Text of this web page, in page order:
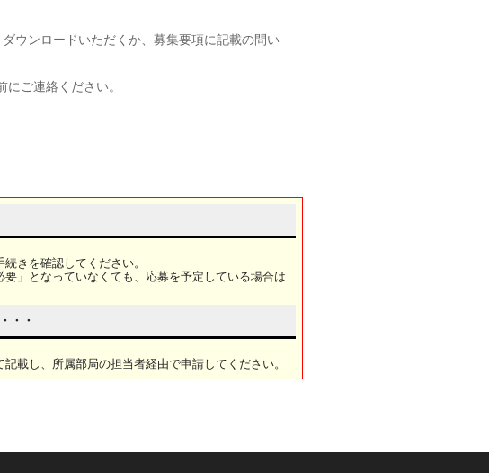
ウンロードいただくか、募集要項に記載の問い
にご連絡ください。
きを確認してください。
」となっていなくても、応募を予定している場合は
・・
載し、所属部局の担当者経由で申請してください。